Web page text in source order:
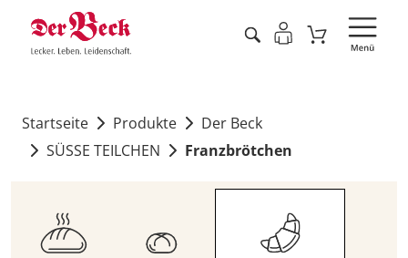
Startseite Produkte
Der Beck
SÜSSE TEILCHEN
Franzbrötchen